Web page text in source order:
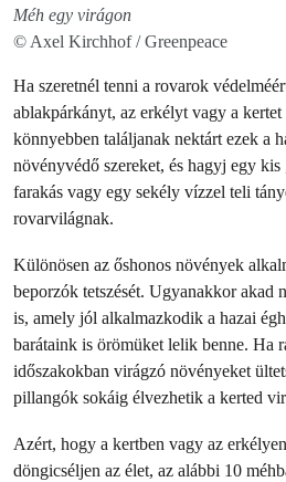
Méh egy virágon
© Axel Kirchhof / Greenpeace
Ha szeretnél tenni a rovarok
ablakpárkányt, az erkélyt vagy a
könnyebben találjanak nektárt ezek a
növényvédő szereket, és hagyj egy
farakás vagy egy sekély vízzel teli
rovarvilágnak.
Különösen az őshonos növények
beporzók tetszését. Ugyanakkor akad
is, amely jól alkalmazkodik a hazai
barátaink is örömüket lelik benne. Ha
időszakokban virágzó növényeket
pillangók sokáig élvezhetik a kerted
Azért, hogy a kertben vagy az
döngicséljen az élet, az alábbi 10